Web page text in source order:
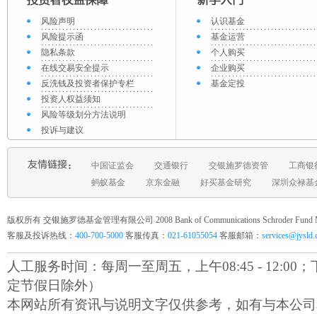
风险声明
风险提示函
隐私条款
在线交易安全提示
反洗钱及投资者保护专栏
投资人权益须知
风险等级划分方法说明
投诉与建议
认识基金
基金运营
个人购买
企业购买
基金定投
中国证监会 交通银行 交银施罗德资管
工商银
蚂蚁基金
京东金融 好买基金研究 深圳众禄基
版权所有 交银施罗德基金管理有限公司 2008 Bank of Communications Schroder Fund
客服及投诉热线： 400-700-5000 客服传真： 021-61055054 客服邮箱：
人工服务时间：每周一至周五，上午08:45 - 12:00；
定节假日除外）
本网站所有资讯与说明文字仅供参考，如有与本公